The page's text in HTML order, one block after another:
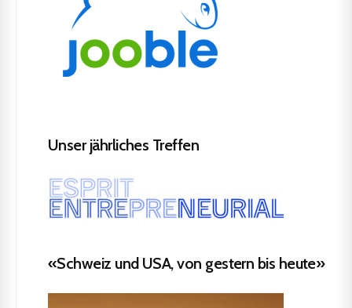
Unser jährliches Treffen
«Schweiz und USA, von gestern bis heute»